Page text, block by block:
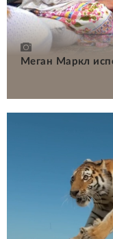
Меган Маркл